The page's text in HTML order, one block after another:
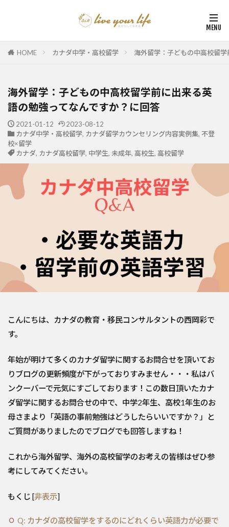
HOME カナダ中学・高校留学 海外留学：子どもの中高校留
海外留学：子どもの中高校留学前に出来る英
語の勉強ってなんですか？に回答
2021-01-12
2023-08-12
カナダ中学・高校留学, カナダ留学カウンセリング内容実例集, 不登
校×留学
カナダ, カナダ高校留学, 中学生, 未成年, 高校生, 高校留学
こんにちは、カナダの教育・移民コンサルタントの西岡彩で
す。
年始が明けて多くのカナダ留学に関するお問合せを頂いてお
りブログの更新頻度が下がっておりすみません・・・私はバ
ンクーバーで元気にすごしております！この数日頂いたカナ
ダ留学に関するお問合せの中で、中学2年生、高校1年生のお
母さまより「英語の事前勉強はどうしたらいいですか？」と
ご質問がありましたのでブログでも回答しますね！
これから海外留学、海外の高校留学のお考えの皆様はぜひ参
考にしてみてください。
もくじ [非表示]
Q: カナダの高校留学をするのにどれくらい英語力が必要で